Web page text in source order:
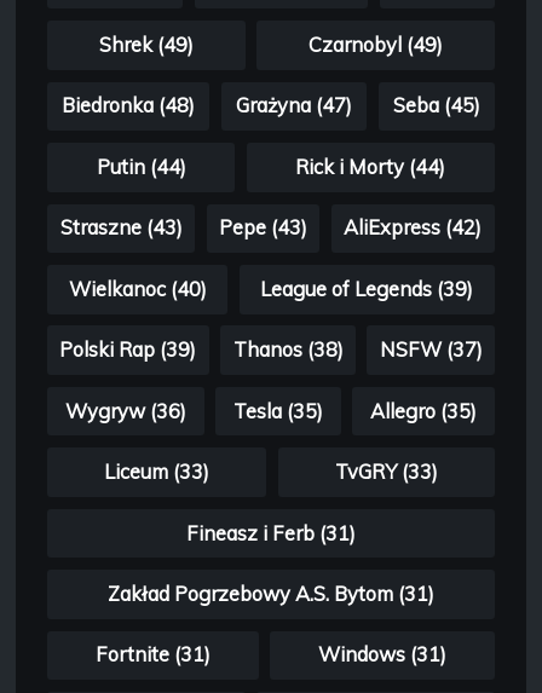
Shrek (49) Czarnobyl (49)
Biedronka (48) Grażyna (47) Seba (45)
Putin (44) Rick i Morty (44)
Straszne (43) Pepe (43) AliExpress (42)
Wielkanoc (40) League of Legends (39)
Polski Rap (39) Thanos (38) NSFW (37)
Wygryw (36) Tesla (35) Allegro (35)
Liceum (33) TvGRY (33)
Fineasz i Ferb (31)
Zakład Pogrzebowy A.S. Bytom (31)
Fortnite (31) Windows (31)